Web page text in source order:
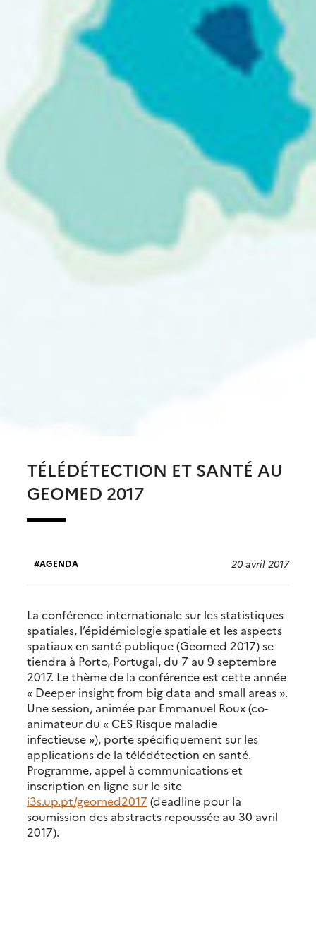
TÉLÉDÉTECTION ET SANTÉ AU
GEOMED 2017
AGENDA 20 avril 2017
La conférence internationale sur les statistiques
spatiales, l’épidémiologie spatiale et les aspects
spatiaux en santé publique (Geomed 2017) se
tiendra à Porto, Portugal, du 7 au 9 septembre
2017. Le thème de la conférence est cette année
« Deeper insight from big data and small areas ».
Une session, animée par Emmanuel Roux (co-
animateur du « CES Risque maladie
infectieuse »), porte spécifiquement sur les
applications de la télédétection en santé.
Programme, appel à communications et
inscription en ligne sur le site
i3s.up.pt/geomed2017 (deadline pour la
soumission des abstracts repoussée au 30 avril
2017).